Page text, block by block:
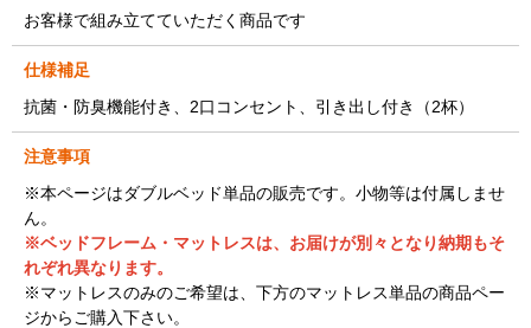
お客様で組み立てていただく商品です
仕様補足
抗菌・防臭機能付き、2口コンセント、引き出し付き（2杯）
注意事項
※本ページはダブルベッド単品の販売です。小物等は付属しませ
ん。
※ベッドフレーム・マットレスは、お届けが別々となり納期もそ
れぞれ異なります。
※マットレスのみのご希望は、下方のマットレス単品の商品ペー
ジからご購入下さい。